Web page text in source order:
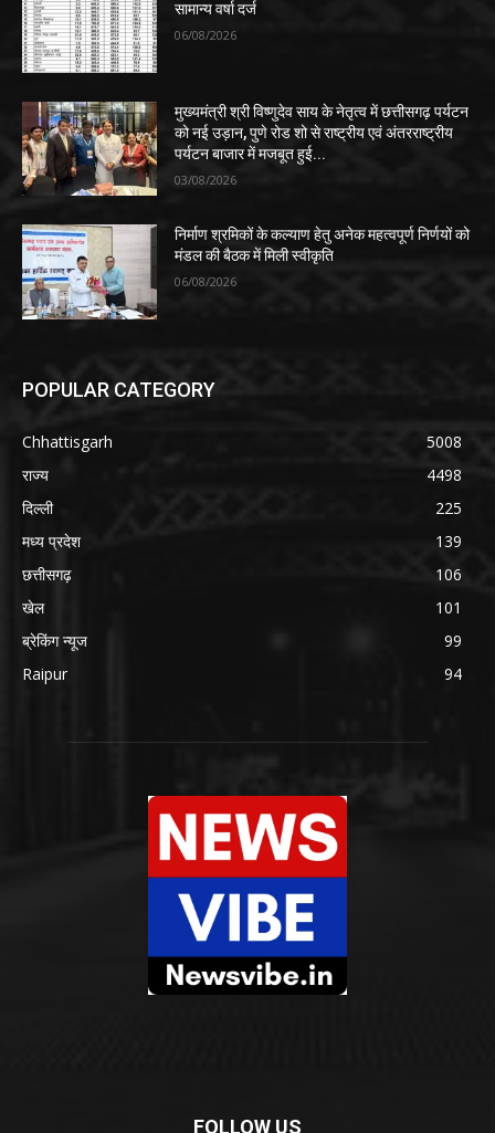
सामान्य वर्षा दर्ज
06/08/2026
मुख्यमंत्री श्री विष्णुदेव साय के नेतृत्व में छत्तीसगढ़ पर्यटन
को नई उड़ान, पुणे रोड शो से राष्ट्रीय एवं अंतरराष्ट्रीय
पर्यटन बाजार में मजबूत हुई...
03/08/2026
निर्माण श्रमिकों के कल्याण हेतु अनेक महत्वपूर्ण निर्णयों को
मंडल की बैठक में मिली स्वीकृति
06/08/2026
POPULAR CATEGORY
Chhattisgarh
5008
राज्य
4498
दिल्ली
225
मध्य प्रदेश
139
छत्तीसगढ़
106
खेल
101
ब्रेकिंग न्यूज
99
Raipur
94
FOLLOW US